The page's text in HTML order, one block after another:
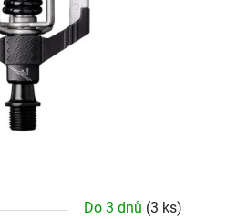
Do 3 dnů (3 ks)